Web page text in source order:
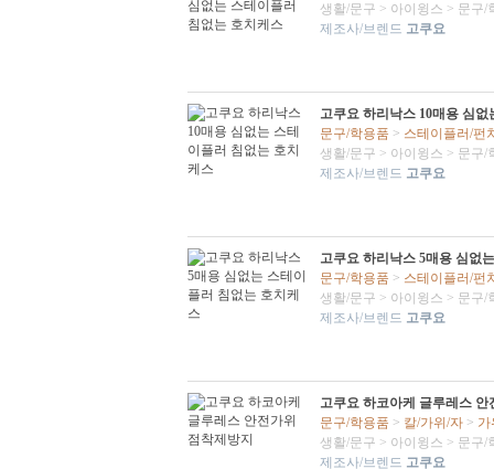
생활/문구 > 아이윙스 > 문구/
제조사/브렌드 고쿠요
고쿠요 하리낙스 10매용 심
문구/학용품 > 스테이플러/펀
생활/문구 > 아이윙스 > 문구/
제조사/브렌드 고쿠요
고쿠요 하리낙스 5매용 심없
문구/학용품 > 스테이플러/펀
생활/문구 > 아이윙스 > 문구/
제조사/브렌드 고쿠요
고쿠요 하코아케 글루레스 안
문구/학용품 > 칼/가위/자 > 가
생활/문구 > 아이윙스 > 문구/
제조사/브렌드 고쿠요